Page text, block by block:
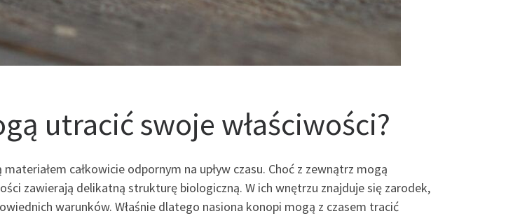
utracić swoje właściwości?
całkowicie odpornym na upływ czasu. Choć z zewnątrz mogą
zawierają delikatną strukturę biologiczną. W ich wnętrzu znajduje się zarodek,
warunków. Właśnie dlatego nasiona konopi mogą z czasem tracić